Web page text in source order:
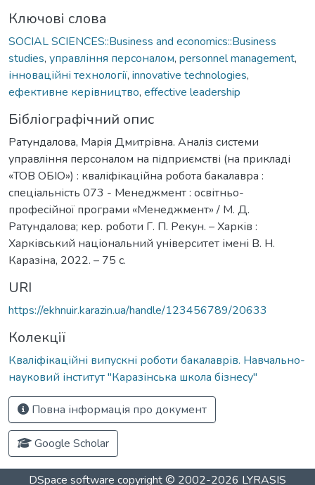
Ключові слова
SOCIAL SCIENCES::Business and economics::Business
studies, управління персоналом, personnel management,
інноваційні технології, innovative technologies,
ефективне керівництво, effective leadership
Бібліографічний опис
Ратундалова, Марія Дмитрівна. Аналіз системи
управління персоналом на підприємстві (на прикладі
«ТОВ ОБІО») : кваліфікаційна робота бакалавра :
спеціальність 073 - Менеджмент : освітньо-
професійної програми «Менеджмент» / М. Д.
Ратундалова; кер. роботи Г. П. Рекун. – Харків :
Харківський національний університет імені В. Н.
Каразіна, 2022. – 75 с.
URI
https://ekhnuir.karazin.ua/handle/123456789/20633
Колекції
Кваліфікаційні випускні роботи бакалаврів. Навчально-
науковий інститут "Каразінська школа бізнесу"
Повна інформація про документ
Google Scholar
DSpace software copyright © 2002-2026 LYRASIS